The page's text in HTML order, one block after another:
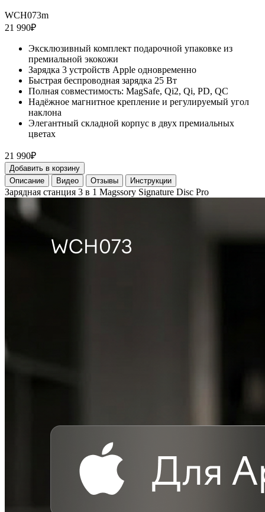
WCH073m
21 990₽
Эксклюзивный комплект подарочной упаковке из
премиальной экокожи
Зарядка 3 устройств Apple одновременно
Быстрая беспроводная зарядка 25 Вт
Полная совместимость: MagSafe, Qi2, Qi, PD, QC
Надёжное магнитное крепление и регулируемый угол
наклона
Элегантный складной корпус в двух премиальных
цветах
21 990₽
Добавить в корзину
Описание
Видео Отзывы Инструкции
Зарядная станция 3 в 1 Magssory Signature Disc Pro